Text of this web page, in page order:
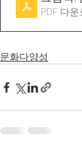
PDF 다운
문화다양성